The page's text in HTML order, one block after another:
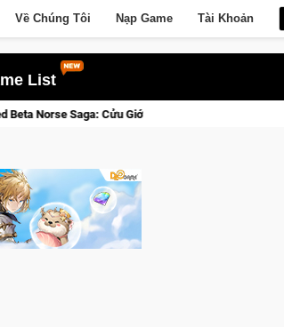
Về Chúng Tôi Nạp Game Tài Khoản
List
Săn DJI Osmo Pocket 3 Ngay Hôm Nay